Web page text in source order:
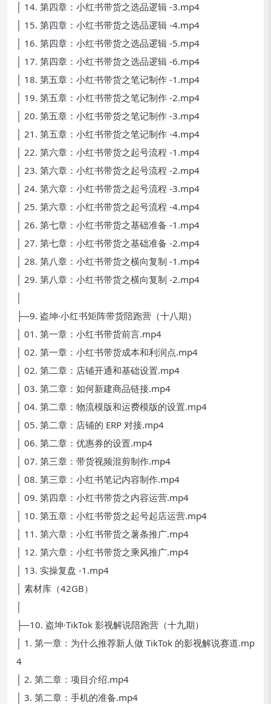
│ 14. 第四章：小红书带货之选品逻辑 -3.mp4
│ 15. 第四章：小红书带货之选品逻辑 -4.mp4
│ 16. 第四章：小红书带货之选品逻辑 -5.mp4
│ 17. 第四章：小红书带货之选品逻辑 -6.mp4
│ 18. 第五章：小红书带货之笔记制作 -1.mp4
│ 19. 第五章：小红书带货之笔记制作 -2.mp4
│ 20. 第五章：小红书带货之笔记制作 -3.mp4
│ 21. 第五章：小红书带货之笔记制作 -4.mp4
│ 22. 第六章：小红书带货之起号流程 -1.mp4
│ 23. 第六章：小红书带货之起号流程 -2.mp4
│ 24. 第六章：小红书带货之起号流程 -3.mp4
│ 25. 第六章：小红书带货之起号流程 -4.mp4
│ 26. 第七章：小红书带货之基础准备 -1.mp4
│ 27. 第七章：小红书带货之基础准备 -2.mp4
│ 28. 第八章：小红书带货之横向复制 -1.mp4
│ 29. 第八章：小红书带货之横向复制 -2.mp4
├─9. 盗坤·小红书矩阵带货陪跑营（十八期）
│ 01. 第一章：小红书带货前言.mp4
│ 02. 第一章：小红书带货成本和利润点.mp4
│ 02. 第二章：店铺开通和基础设置.mp4
│ 03. 第二章：如何新建商品链接.mp4
│ 04. 第二章：物流模版和运费模版的设置.mp4
│ 05. 第二章：店铺的 ERP 对接.mp4
│ 06. 第二章：优惠券的设置.mp4
│ 07. 第三章：带货视频混剪制作.mp4
│ 08. 第三章：小红书笔记内容制作.mp4
│ 09. 第四章：小红书带货之内容运营.mp4
│ 10. 第五章：小红书带货之起号起店运营.mp4
│ 11. 第六章：小红书带货之薯条推广.mp4
│ 12. 第六章：小红书带货之乘风推广.mp4
│ 13. 实操复盘 -1.mp4
│ 素材库（42GB）
├─10. 盗坤·TikTok 影视解说陪跑营（十九期）
│ 1. 第一章：为什么推荐新人做 TikTok 的影视解说赛道.mp
4
│ 2. 第二章：项目介绍.mp4
│ 3. 第二章：手机的准备.mp4